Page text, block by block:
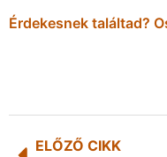
Érdekesnek találtad?
ELŐZŐ CIKK